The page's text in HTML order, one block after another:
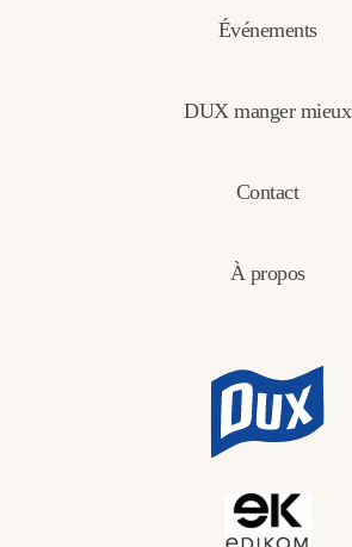
Événements
DUX manger mieux
Contact
À propos